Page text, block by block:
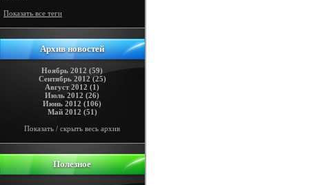
Показать все теги
Архив новостей
Ноябрь 2012 (59)
Сентябрь 2012 (25)
Август 2012 (1)
Июль 2012 (26)
Июнь 2012 (106)
Май 2012 (51)
Показать / скрыть весь архив
Полезное